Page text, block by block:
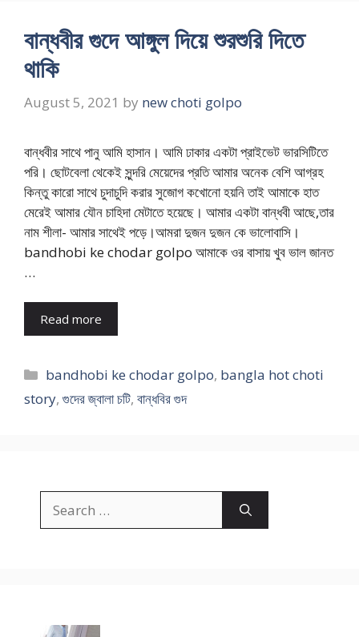
বান্ধবীর গুদে আঙ্গুল দিয়ে শুরশুরি দিতে
থাকি
August 5, 2021 by new choti golpo
বান্ধবীর সাথে পানু আমি হাসান। আমি ঢাকার একটা প্রাইভেট ভারসিটিতে
পরি। ছোটবেলা থেকেই সুন্দরি মেয়েদের প্রতি আমার অনেক বেশি আগ্রহ
কিন্তু কারো সাথে চুদাচুদি করার সুজোগ কখোনো হয়নি তাই আমাকে হাত
মেরেই আমার যৌন চাহিদা মেটাতে হয়েছে। আমার একটা বান্ধবী আছে,তার
নাম শীলা- আমার সাথেই পড়ে।আমরা দুজন দুজন কে ভালোবাসি।
bandhobi ke chodar golpo আমাকে ওর বাসায় খুব ভাল জানত
…
Read more
Categories
bandhobi ke chodar golpo, bangla hot choti
story, গুদের জ্বালা চটি, বান্ধবির গুদ
for: